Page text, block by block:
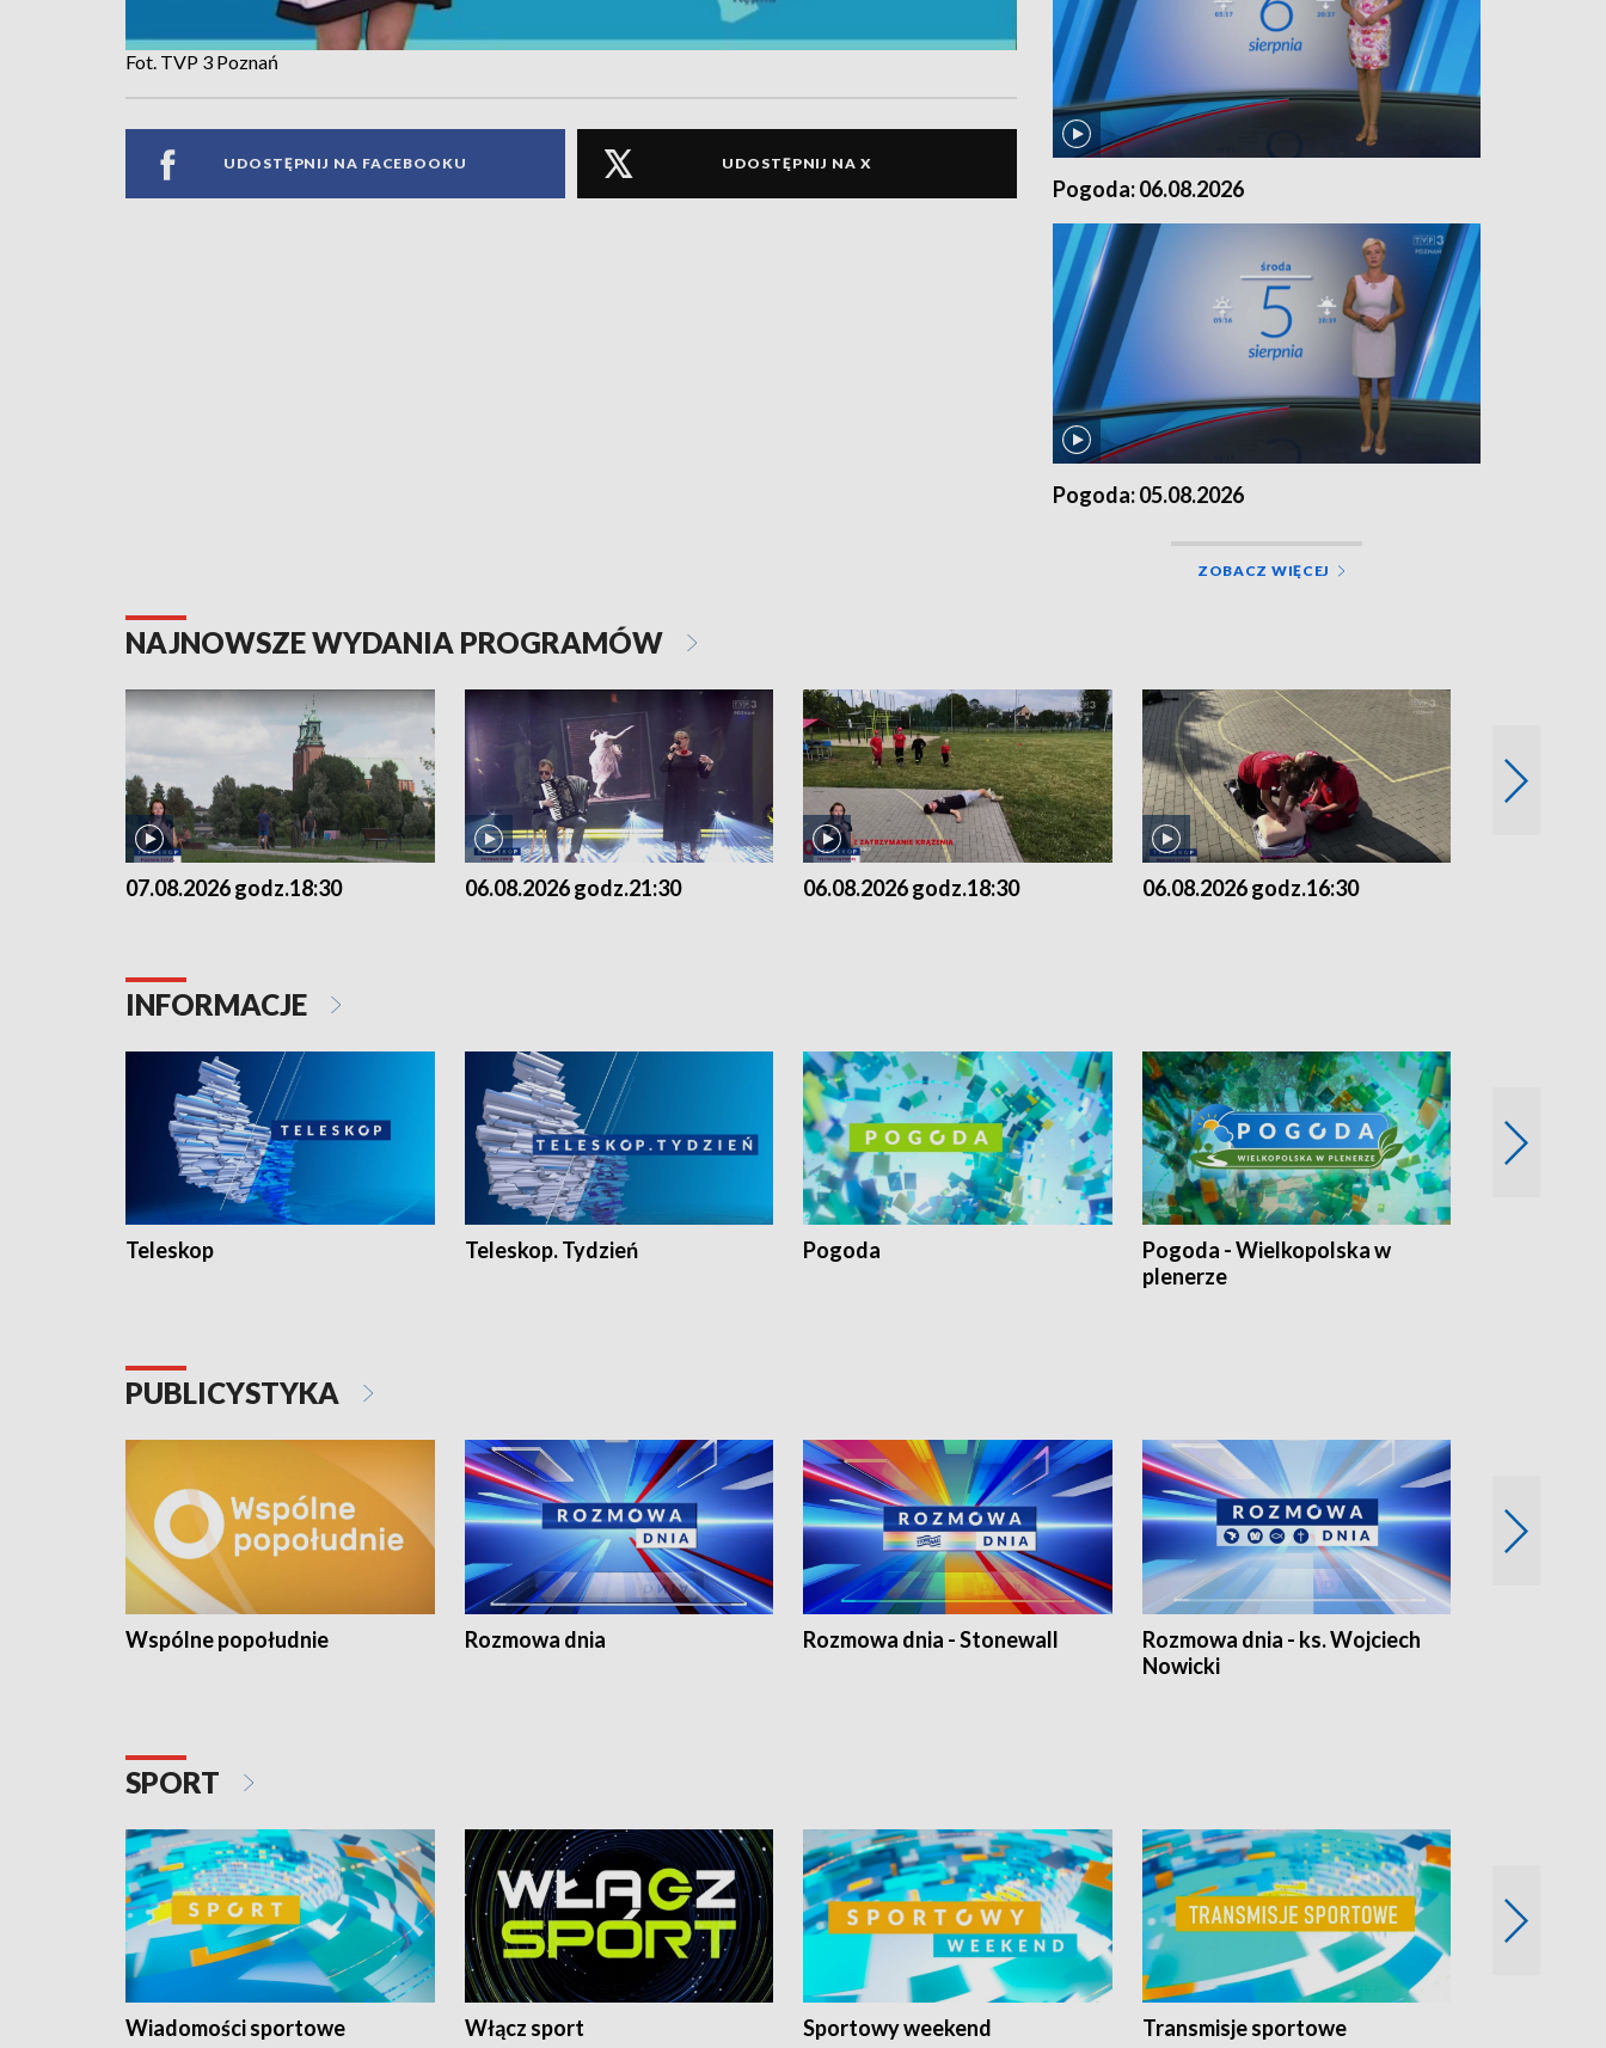
Fot. TVP 3 Poznań
UDOSTĘPNIJ NA FACEBOOKU UDOSTĘPNIJ NA X
Pogoda: 06.08.2026
Pogoda: 05.08.2026
ZOBACZ WIĘCEJ
NAJNOWSZE WYDANIA PROGRAMÓW
07.08.2026 godz.18:30 06.08.2026 godz.21:30 06.08.2026 godz.18:30 06.08.2026 godz.16:30
INFORMACJE
Teleskop Teleskop. Tydzień Pogoda
Pogoda - Wielkopolska w
plenerze
PUBLICYSTYKA
Wspólne popołudnie Rozmowa dnia Rozmowa dnia - Stonewall
Rozmowa dnia - ks. Wojciech
Nowicki
SPORT
Wiadomości sportowe Włącz sport Sportowy weekend Transmisje sportowe